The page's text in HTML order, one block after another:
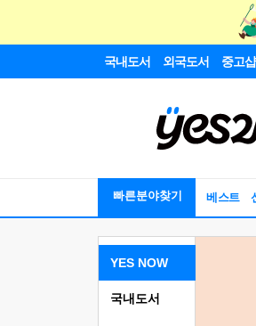
국내도서 외국도서 중고샵
빠른분야찾기 베스트
YES NOW
국내도서